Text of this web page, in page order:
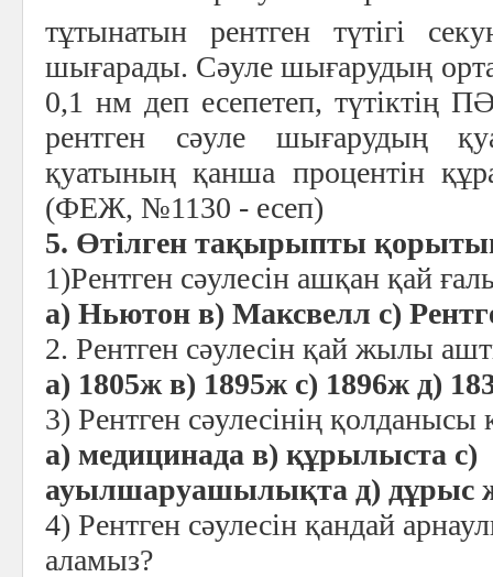
тұтынатын рентген түтігі
шығарады. Сәуле шығарудың
0,1 нм деп есепетеп, түтіктің
рентген сәуле шығарудың
қуатының қанша процентін
(ФЕЖ, №1130 - есеп)
5. Өтілген тақырыпты
1)Рентген сәулесін ашқан қай
а) Ньютон в) Максвелл с)
2. Рентген сәулесін қай жылы
а) 1805ж в) 1895ж с) 1896ж д)
3) Рентген сәулесінің қолданысы
а) медицинада в) құрылыста с)
ауылшаруашылықта д) дұрыс
4) Рентген сәулесін қандай
аламыз?